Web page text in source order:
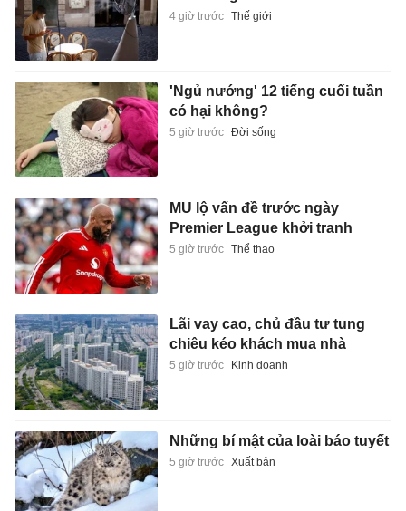
4 giờ trước Thế giới
'Ngủ nướng' 12 tiếng cuối tuần
có hại không?
5 giờ trước Đời sống
MU lộ vấn đề trước ngày
Premier League khởi tranh
5 giờ trước Thể thao
Lãi vay cao, chủ đầu tư tung
chiêu kéo khách mua nhà
5 giờ trước Kinh doanh
Những bí mật của loài báo tuyết
5 giờ trước Xuất bản